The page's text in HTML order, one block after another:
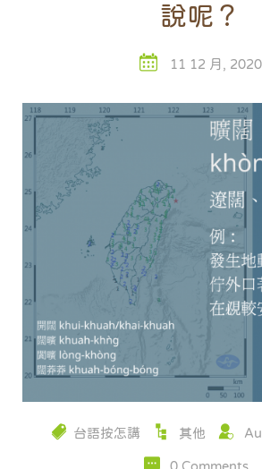
說呢？
11 12 月, 2020
台語按怎講 其他
0 Comments